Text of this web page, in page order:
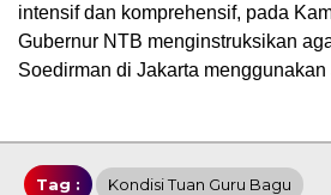
intensif dan komprehensif, pada
Gubernur NTB menginstruksikan
Soedirman di Jakarta
Tag : Kondisi Tuan Guru Bagu